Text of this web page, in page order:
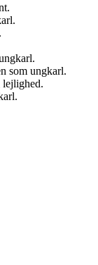
som ungkarl.